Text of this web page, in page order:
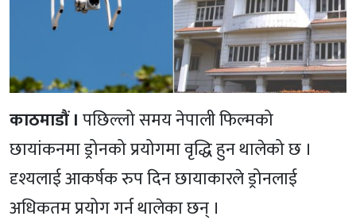
काठमाडौं ।पछिल्लो समय नेपाली फिल्मको
छायांकनमा ड्रोनको प्रयोगमा वृद्धि हुन थालेको छ ।
दृश्यलाई आकर्षक रुप दिन छायाकारले ड्रोनलाई
अधिकतम प्रयोग गर्न थालेका छन् ।